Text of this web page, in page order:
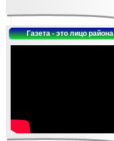
Газета - это лицо района